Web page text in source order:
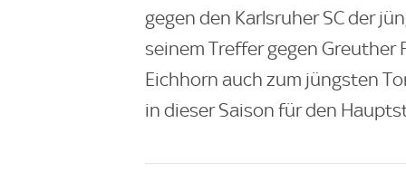
gegen den Karlsruher SC der
seinem Treffer gegen
Eichhorn auch zum jüngsten
in dieser Saison für den